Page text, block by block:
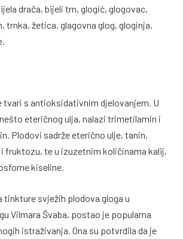
drača, bijeli trn, glogić, glogovac,
trnka, žetica, glagovna glog, gloginja,
tvari s antioksidativnim djelovanjem. U
eteričnog ulja, nalazi trimetilamin i
Plodovi sadrže eterično ulje, tanin,
fruktozu, te u izuzetnim količinama kalij,
kiseline.
tinkture svježih plodova gloga u
Vilmara Švaba, postao je popularna
istraživanja. Ona su potvrdila da je